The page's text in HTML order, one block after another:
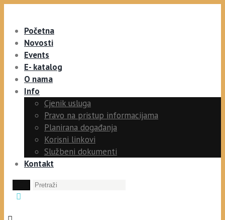
Početna
Novosti
Events
E- katalog
O nama
Info
Cjenik usluga
Pravo na pristup informacijama
Planirana događanja
Korisni linkovi
Službeni dokumenti
Kontakt